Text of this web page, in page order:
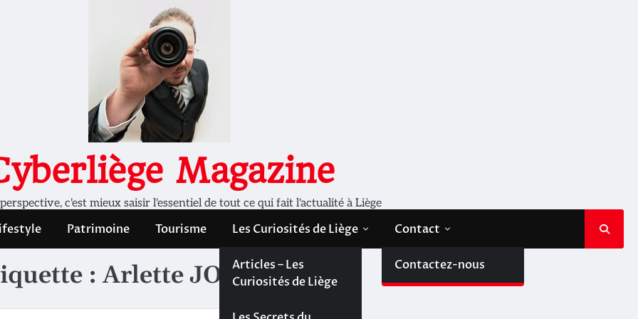
Magazine
c'est mieux saisir l'essentiel de tout ce qui fait l'actualité à Liège
Patrimoine Tourisme Les Curiosités de Liège
Les Curiosités de
Liège
Articles – Les
Curiosités de Liège
Contact
Contactez-nous
:Arlette JOIRIS